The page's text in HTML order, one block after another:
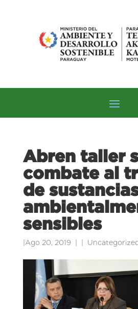
Abren taller
combate al
de
sensibles
Ago 20, 2019